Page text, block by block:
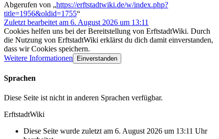
Abgerufen von „https://erftstadtwiki.de/w/index.php?
title=1956&oldid=1755“
Zuletzt bearbeitet am 6. August 2026 um 13:11
Cookies helfen uns bei der Bereitstellung von ErftstadtWiki. Durch
die Nutzung von ErftstadtWiki erklärst du dich damit einverstanden,
dass wir Cookies speichern.
Weitere Informationen
Einverstanden
Sprachen
Diese Seite ist nicht in anderen Sprachen verfügbar.
ErftstadtWiki
Diese Seite wurde zuletzt am 6. August 2026 um 13:11 Uhr